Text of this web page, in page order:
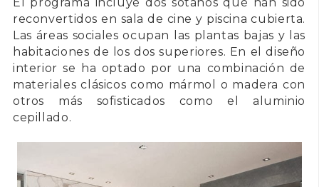
reconvertidos en sala de cine y piscina cubierta.
Las áreas sociales ocupan las plantas bajas y las
habitaciones de los dos superiores. En el diseño
interior se ha optado por una combinación de
materiales clásicos como mármol o madera con
otros más sofisticados como el aluminio
cepillado.